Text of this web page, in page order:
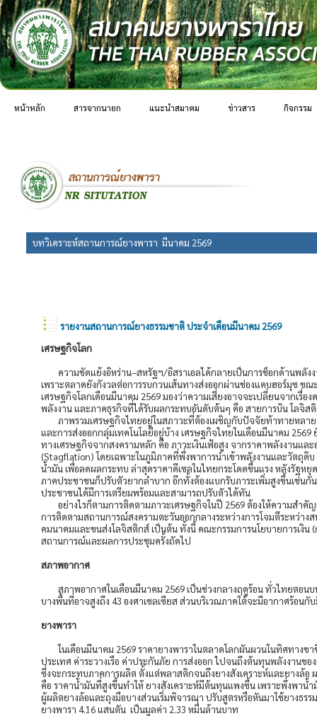
หน้าหลัก สารจากนายก แนะนำสมาคม ข่าวสาร กิจกรรม
บทวิเคราะห์สถานการณ์ยางพารา มีนาคม 2569
รายงานสถานการณ์ยางธรรมชาติ ประจำเดือนมีนาคม 2569
เศรษฐกิจโลก
ความขัดแย้งอิหร่าน–สหรัฐฯ/อิสราเอลได้กลายเป็นการช็อกด้านพลัง
เพราะตลาดยังกังวลต่อการรบกวนเส้นทางส่งออกผ่านช่องแคบฮอร์มุซ ขณ
เศรษฐกิจโลกเดือนมีนาคม 2569 มองว่าความเสี่ยงอาจจะเปลี่ยนจากเรื่
พลังงาน และภาคธุรกิจที่ได้รับผลกระทบอันดับต้นๆ คือ สายการบิน โลจิส
ภาพรวมเศรษฐกิจไทยอยู่ในสภาวะที่ต้องเผชิญกับปัจจัยท้าทายหลา
และการส่งออกกลุ่มเทคโนโลยีอยู่บ้าง เศรษฐกิจไทยในเดือนมีนาคม
ทางเศรษฐกิจจากสงครามหลัก คือ ภาวะเงินเฟ้อสูง จากราคาพลังงานแล
(Stagflation) โดยเฉพาะในภูมิภาคที่พึ่งพาการนำเข้าพลังงานและวัตถุ
น้ำมัน เพื่อลดผลกระทบ ล่าสุดราคาดีเซลในไทยกระโดดขึ้นแรง หลังรัฐ
ภาคประชาชนก็ปรับตัวยากลำบาก อีกทั้งต้องแบกรับภาระเพิ่มสูงขึ้นเช่นกั
ประชาชนได้มีการเตรียมพร้อมและสามารถปรับตัวได้ทัน
อย่างไรก็ตามการติดตามภาวะเศรษฐกิจในปี 2569 ต้องให้ความสำคั
การติดตามสถานการณ์สงครามตะวันออกกลางระหว่างการโจมตีระหว่าง
คมนาคมและขนส่งโลจิสติกส์ เป็นต้น ทั้งนี้ คณะกรรมการนโยบายการเงิน
สถานการณ์และผลการประชุมครั้งถัดไป
สภาพอากาศ
สภาพอากาศในเดือนมีนาคม 2569 เป็นช่วงกลางฤดูร้อน ทั่วไทยตอน
บางพื้นที่อาจสูงถึง 43 องศาเซลเซียส ส่วนบริเวณภาคใต้จะมีอากาศร้อน
ยางพารา
ในเดือนมีนาคม 2569 ราคายางพาราในตลาดโลกผันผวนในทิศทาง
ประเทศ ค่าระวางเรือ ค่าประกันภัย การส่งออก ไปจนถึงต้นทุนพลังงานข
ซึ่งจะกระทบภาคการผลิต ตั้งแต่พลาสติกจนถึงยางสังเคราะห์และยางล้
คือ ราคาน้ำมันที่สูงขึ้นทำให้ ยางสังเคราะห์มีต้นทุนแพงขึ้น เพราะพึ่งพา
ผู้ผลิตยางล้อและถุงมือบางส่วนเริ่มพิจารณา ปรับสูตรหรือหันมาใช้ยางธร
ยางพารา 4.16 แสนตัน เป็นมูลค่า 2.33 หมื่นล้านบาท